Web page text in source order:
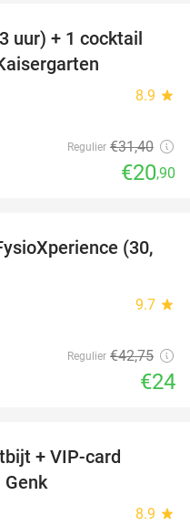
33%
uur) + 1 cocktail
8.9 star
Regulier €31,40
€20,90
44%
(30,
9.7 star
Regulier €42,75
€24
+ VIP-card
8.9 star